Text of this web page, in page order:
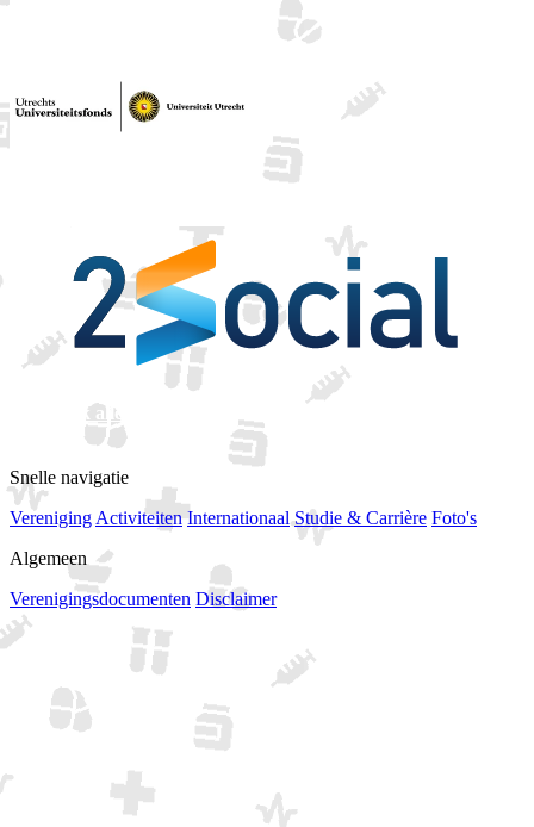
Bekijk alle sponsoren
Snelle navigatie
Vereniging Activiteiten Internationaal Studie & Carrière Foto's
Algemeen
Verenigingsdocumenten Disclaimer